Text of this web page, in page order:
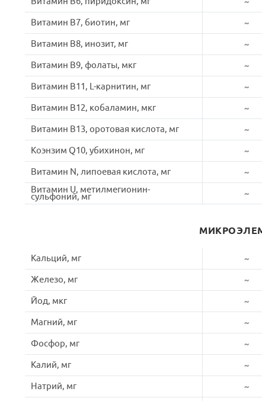
Витамин B7, биотин, мг
~
Витамин B8, инозит, мг
~
Витамин B9, фолаты, мкг
~
Витамин B11, L-карнитин, мг
~
Витамин B12, кобаламин, мкг
~
Витамин B13, оротовая кислота, мг
~
Коэнзим Q10, убихинон, мг
~
Витамин N, липоевая кислота, мг
~
Витамин U, метилмегионин-
сульфоний, мг ~
Кальций, мг ~
Железо, мг
~
Йод, мкг
~
Магний, мг
~
Фосфор, мг
~
Калий, мг
~
Натрий, мг
~